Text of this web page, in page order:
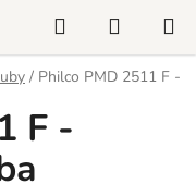
Hledat
KOŠÍK
/ Philco PMD 2511 F -
F -